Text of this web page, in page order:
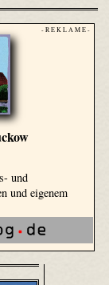
- R E K L A M E -
und
und eigenem